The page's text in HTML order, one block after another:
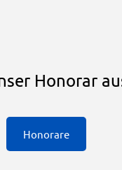
Honorar
Honorare